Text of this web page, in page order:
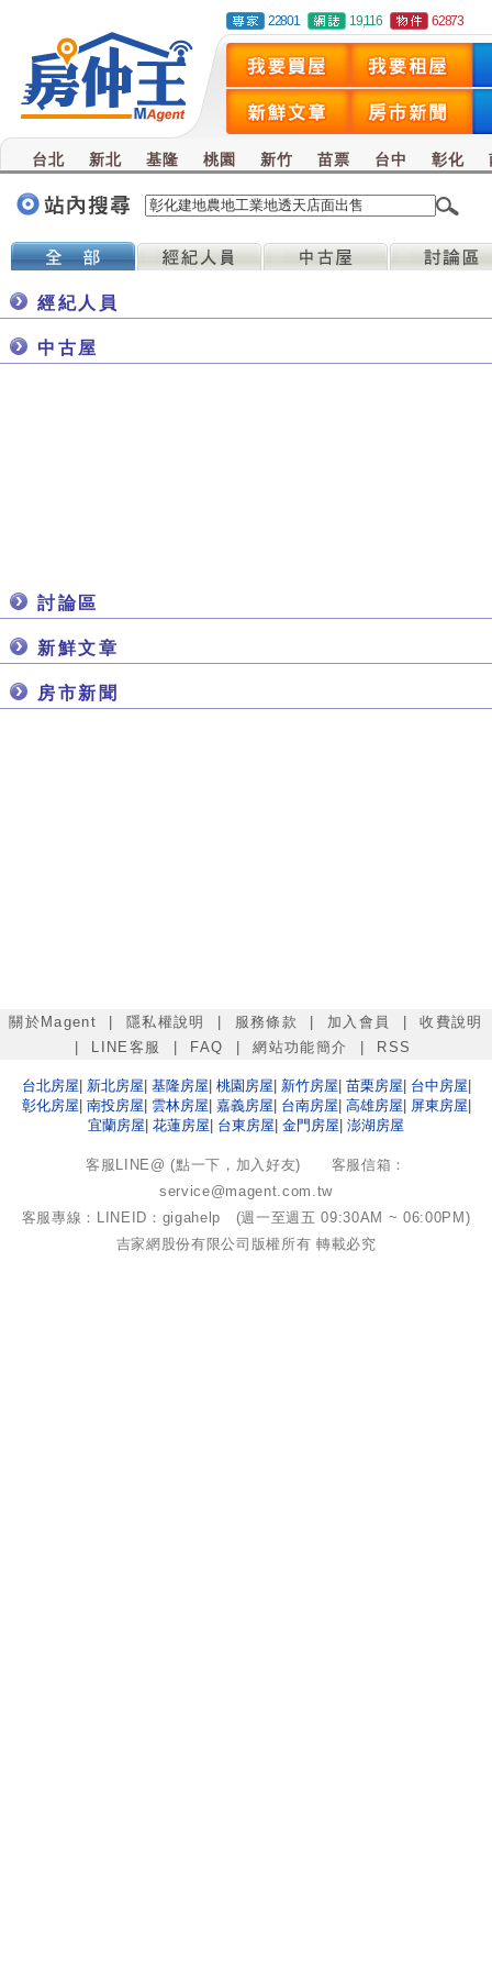
22801 19,116 62873
台北 新北 基隆 桃園 新竹 苗票 台中 彰化
經紀人員
中古屋
討論區
新鮮文章
房市新聞
關於Magent 隱私權說明 服務條款 加入會員
收費說明
LINE客服 FAQ 網站功能簡介 RSS
台北房屋 新北房屋 基隆房屋 桃園 房屋 新竹房屋 苗栗房屋 台中房屋
彰化房屋 南投房屋 雲林房屋 嘉義房屋 台南房屋 高雄房屋 屏東房屋
宜蘭房屋 花蓮房屋 台東房屋 金門 房屋 澎湖房屋
客服LINE@ (點一下，加入好友) 客服信箱：
service@magent.com.tw
客服專線：LINEID：gigahelp (週一至週五 09:30AM ~ 06:00PM)
吉家網股份有限公司 版權所有 轉載必究